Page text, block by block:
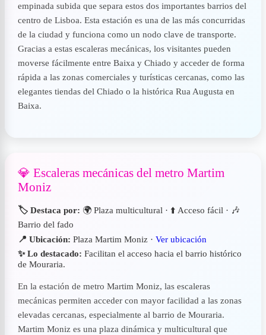
empinada subida que separa estos dos importantes barrios del
centro de Lisboa. Esta estación es una de las más concurridas
de la ciudad y funciona como un nodo clave de transporte.
Gracias a estas escaleras mecánicas, los visitantes pueden
moverse fácilmente entre Baixa y Chiado y acceder de forma
rápida a las zonas comerciales y turísticas cercanas, como las
elegantes tiendas del Chiado o la histórica Rua Augusta en
Baixa.
💎 Escaleras mecánicas del metro Martim
Moniz
🏷️ Destaca por: 🌍 Plaza multicultural · ⬆️ Acceso fácil · 🎶
Barrio del fado
📍 Ubicación: Plaza Martim Moniz ·Ver ubicación
✨ Lo destacado: Facilitan el acceso hacia el barrio histórico
de Mouraria.
En la estación de metro Martim Moniz, las escaleras
mecánicas permiten acceder con mayor facilidad a las zonas
elevadas cercanas, especialmente al barrio de Mouraria.
Martim Moniz es una plaza dinámica y multicultural que